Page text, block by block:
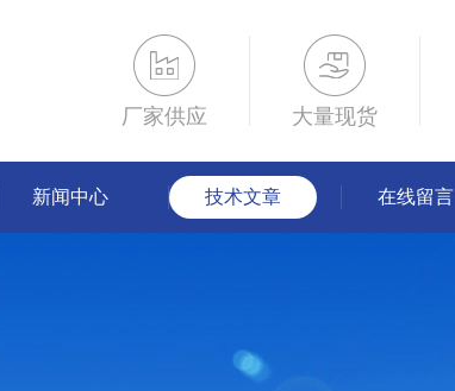
厂家供应 大量现货
新闻中心 技术文章 在线留言